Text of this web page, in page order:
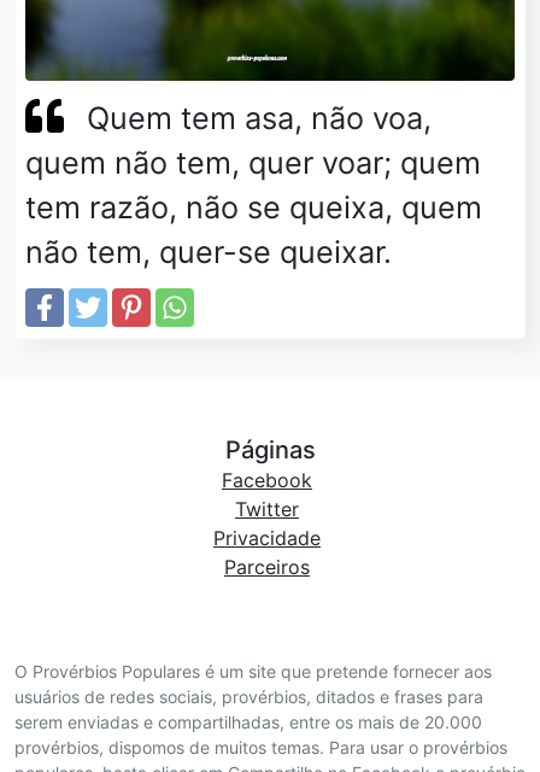
Quem tem asa, não voa,
quem não tem, quer voar; quem
tem razão, não se queixa, quem
não tem, quer-se queixar.
O Provérbios Populares é um site que pretende fornecer aos
usuários de redes sociais, provérbios, ditados e frases para
serem enviadas e compartilhadas, entre os mais de 20.000
provérbios, dispomos de muitos temas. Para usar o provérbios
Páginas
Facebook
Twitter
Privacidade
Parceiros